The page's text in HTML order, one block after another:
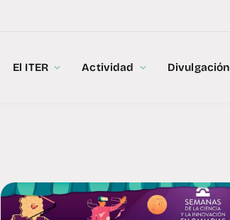
El ITER Actividad Divulgación